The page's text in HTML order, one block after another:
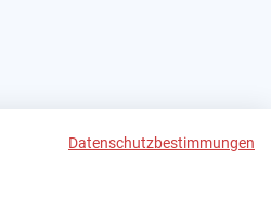
Datenschutzbestimmungen